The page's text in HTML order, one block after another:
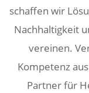
schaffen wir
Nachhaltigkeit
vereinen.
Kompetenz
Partner für